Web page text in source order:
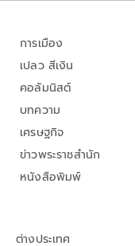
การเมือง
เปลว สีเงิน
คอลัมนิสต์
บทความ
เศรษฐกิจ
ข่าวพระราชสำนัก
หนังสือพิมพ์
ต่างประเทศ